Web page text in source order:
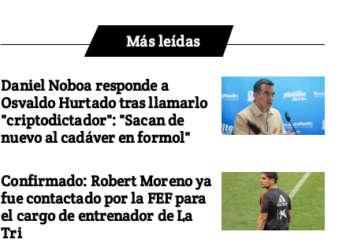
Más leídas
Daniel Noboa responde a
Osvaldo Hurtado tras llamarlo
"criptodictador": "Sacan de
nuevo al cadáver en formol"
Confirmado: Robert Moreno ya
fue contactado por la FEF para
el cargo de entrenador de La
Tri